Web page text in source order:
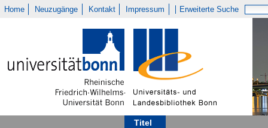
Home Neuzugänge Kontakt Impressum Erweiterte Suche
Titel